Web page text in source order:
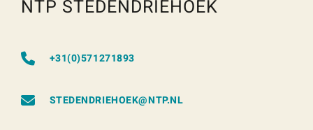
NTP STEDENDRIEHOEK
+31(0)571271893
STEDENDRIEHOEK@NTP.NL